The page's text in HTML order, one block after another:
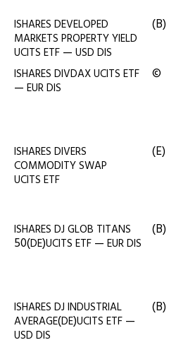
ISHARES DEVELOPED
MARKETS PROPERTYYIELD
UCITS ETF — USD DIS
(B)
ISHARES DIVDAXUCITS ETF
— EURDIS
©
ISHARES DIVERS
COMMODITYSWAP
UCITS ETF
(E)
ISHARES DJ GLOB TITANS
50(DE)UCITS ETF — EURDIS
(B)
ISHARES DJ INDUSTRIAL
AVERAGE(DE)UCITS ETF —
USD DIS
(B)